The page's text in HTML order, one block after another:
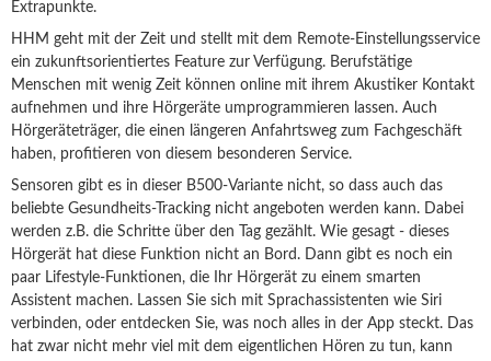
Extrapunkte.
HHM geht mit der Zeit und stellt mit dem Remote-Einstellungsservice
ein zukunftsorientiertes Feature zur Verfügung. Berufstätige
Menschen mit wenig Zeit können online mit ihrem Akustiker Kontakt
aufnehmen und ihre Hörgeräte umprogrammieren lassen. Auch
Hörgeräteträger, die einen längeren Anfahrtsweg zum Fachgeschäft
haben, profitieren von diesem besonderen Service.
Sensoren gibt es in dieser B500-Variante nicht, so dass auch das
beliebte Gesundheits-Tracking nicht angeboten werden kann. Dabei
werden z.B. die Schritte über den Tag gezählt. Wie gesagt - dieses
Hörgerät hat diese Funktion nicht an Bord. Dann gibt es noch ein
paar Lifestyle-Funktionen, die Ihr Hörgerät zu einem smarten
Assistent machen. Lassen Sie sich mit Sprachassistenten wie Siri
verbinden, oder entdecken Sie, was noch alles in der App steckt. Das
hat zwar nicht mehr viel mit dem eigentlichen Hören zu tun, kann